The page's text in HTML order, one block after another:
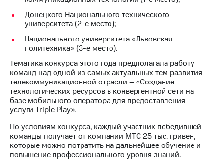
МТС
о технологиях
Достижения
Интервью
Финансовая
отчетность
Контакты
Новости
в
регионе
Донецкого Национального технического
университета (2-е место);
Национального университета «Львовская
политехника» (3-е место).
Тематика конкурса этого года предполагала работу
команд над одной из самых актуальных тем развития
телекоммуникационной отрасли – «Создание
технологических ресурсов в конвергентной сети на
базе мобильного оператора для предоставления
услуги Triple Play».
По условиям конкурса, каждый участник победившей
команды получает от компании МТС 25 тыс. гривен,
которые можно потратить на дальнейшее обучение и
повышение профессионального уровня знаний.